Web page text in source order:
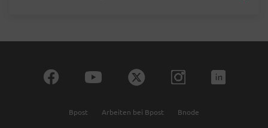
Bpost Arbeiten bei Bpost Bnode